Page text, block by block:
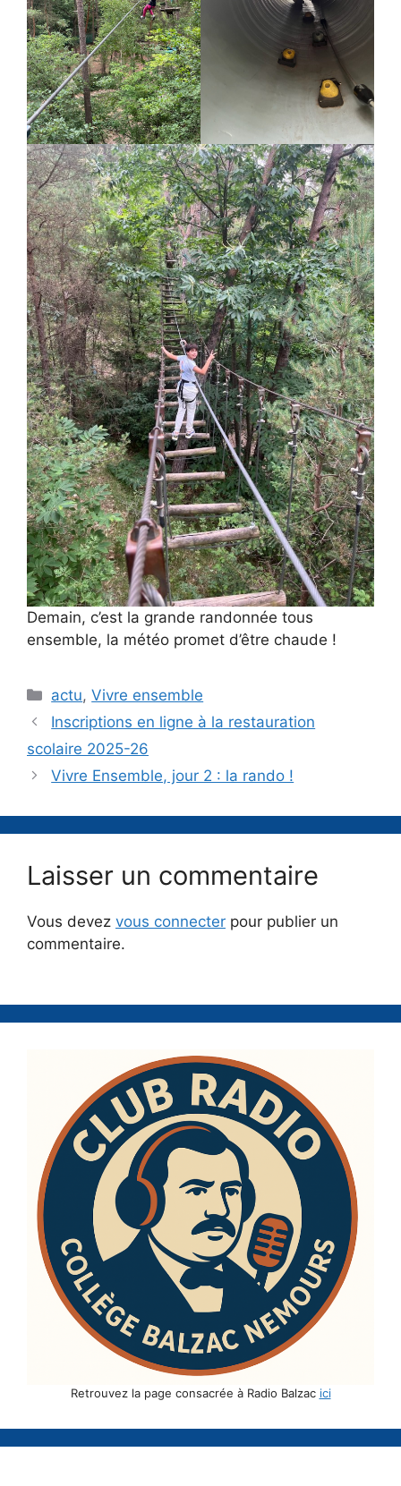
Demain, c’est la grande randonnée tous
ensemble, la météo promet d’être chaude !
Catégories
actu,Vivre ensemble
Inscriptions en ligne à la restauration
scolaire 2025-26
Vivre Ensemble, jour 2 : la rando !
Laisser un commentaire
Vous devez vous connecter pour publier un
commentaire.
Retrouvez la page consacrée à Radio Balzac ici